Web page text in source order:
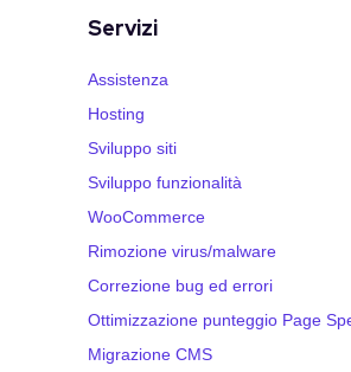
Servizi
Assistenza
Hosting
Sviluppo siti
Sviluppo funzionalità
WooCommerce
Rimozione virus/malware
Correzione bug ed errori
Ottimizzazione punteggio Page
Migrazione CMS